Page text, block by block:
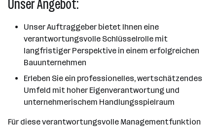
Unser Angebot:
Unser Auftraggeber bietet Ihnen eine
verantwortungsvolle Schlüsselrolle mit
langfristiger Perspektive in einem erfolgreichen
Bauunternehmen
Erleben Sie ein professionelles, wertschätzendes
Umfeld mit hoher Eigenverantwortung und
unternehmerischem Handlungsspielraum
Für diese verantwortungsvolle Managementfunktion